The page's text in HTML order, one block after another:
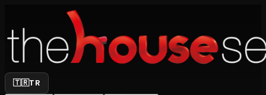
🇹🇷TR